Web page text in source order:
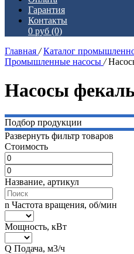
Гарантия
Контакты
0 руб (0)
Главная / Каталог
Промышленные насосы /
Насосы
Подбор продукции
Развернуть фильтр товаров
Стоимость
Название, артикул
n Частота вращения, об/мин
Мощность, кВт
Q Подача, м3/ч